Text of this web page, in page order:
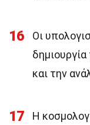
16
Οι
και την
17
Η